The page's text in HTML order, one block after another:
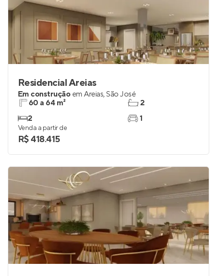
Residencial Areias
Em construção em Areias,São José
60 a 64 m²
2
2
1
Venda a partir de
R$ 418.415